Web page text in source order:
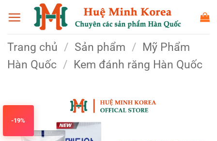
qua
dung
Trang chủ / Sản phẩm /
Mỹ Phẩm
Hàn Quốc / Kem đánh răng Hàn Quốc
-19%